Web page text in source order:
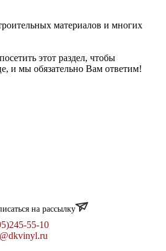
материалов и многих
этот раздел, чтобы
и мы обязательно Вам ответим!
на рассылку
55-10